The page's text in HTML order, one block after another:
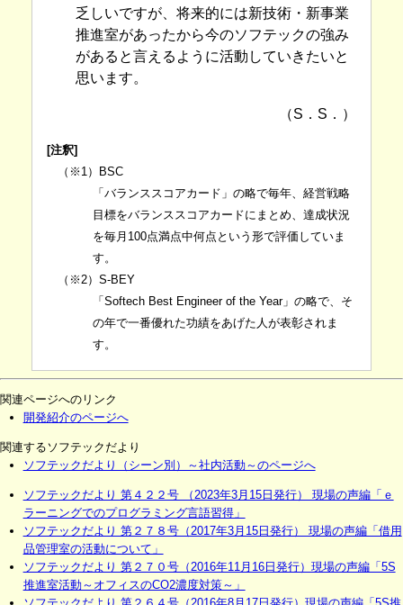
乏しいですが、将来的には新技術・新事業
推進室があったから今のソフテックの強み
があると言えるように活動していきたいと
思います。
（S．S．）
[注釈]
（※1）BSC
「バランススコアカード」の略で毎年、経営戦略
目標をバランススコアカードにまとめ、達成状況
を毎月100点満点中何点という形で評価していま
す。
（※2）S-BEY
「Softech Best Engineer of the Year」の略で、そ
の年で一番優れた功績をあげた人が表彰されま
す。
関連ページへのリンク
開発紹介のページへ
関連するソフテックだより
ソフテックだより（シーン別）～社内活動～のページへ
ソフテックだより 第４２２号 （2023年3月15日発行） 現場の声編「ｅ
ラーニングでのプログラミング言語習得」
ソフテックだより 第２７８号（2017年3月15日発行） 現場の声編「借用
品管理室の活動について」
ソフテックだより 第２７０号（2016年11月16日発行）現場の声編「5S
推進室活動～オフィスのCO2濃度対策～」